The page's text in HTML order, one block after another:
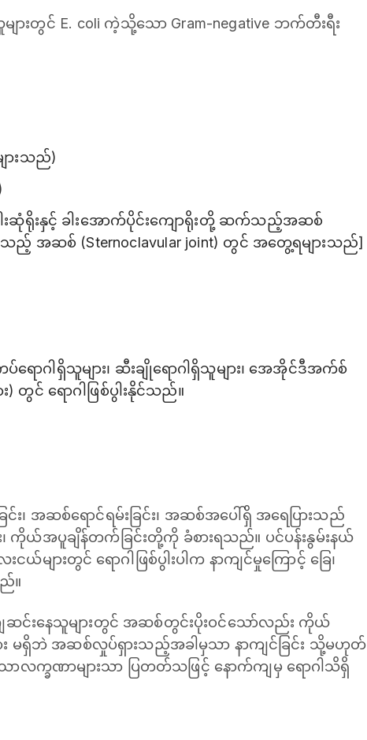
ားတွင် E. coli ကဲ့သို့သော Gram-negative ဘက်တီးရီး
ားသည်)
းဆုံရိုးနှင့် ခါးအောက်ပိုင်းကျောရိုးတို့ ဆက်သည့်အဆစ်
ည့် အဆစ် (Sternoclavular joint) တွင် အတွေ့ရများသည်]
ာဂါရှိသူများ၊ ဆီးချိုရောဂါရှိသူများ၊ အေအိုင်ဒီအက်စ်
တွင် ရောဂါဖြစ်ပွါးနိုင်သည်။
င်း၊ အဆစ်ရောင်ရမ်းခြင်း၊ အဆစ်အပေါ်ရှိ အရေပြားသည်
း၊ ကိုယ်အပူချိန်တက်ခြင်းတို့ကို ခံစားရသည်။ ပင်ပန်းနွမ်းနယ်
များတွင် ရောဂါဖြစ်ပွါးပါက နာကျင်မှုကြောင့် ခြေ၊
။
င်းနေသူများတွင် အဆစ်တွင်းပိုးဝင်သော်လည်း ကိုယ်
များ မရှိဘဲ အဆစ်လှုပ်ရှားသည့်အခါမှသာ နာကျင်ခြင်း သို့မဟုတ်
လက္ခဏာများသာ ပြတတ်သဖြင့် နောက်ကျမှ ရောဂါသိရှိ